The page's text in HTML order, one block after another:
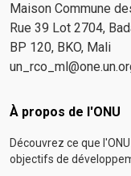
Maison Commune
Rue 39 Lot 2704,
BP 120, BKO, Mali
Footer menu
À propos de l'ONU
Découvrez ce que
objectifs de